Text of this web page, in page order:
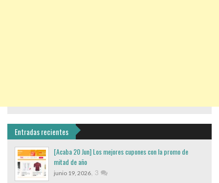
Entradas recientes
[Acaba 20 Jun] Los mejores cupones con la promo de
mitad de año
junio 19, 2026, 3